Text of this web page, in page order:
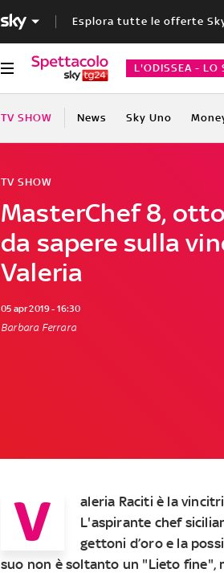
Esplora tutte le offerte
L'ODISSEA - LO
TV SHOW News Sky Uno
MasterChef 8,
da sapere sulla
Valeria
TV SHOW
05 apr 2019 - 16:30
Barbara Ferrara
V aleria Raciti è la
L'aspirante chef
gettoni d’oro e la
suo non è soltanto un "Lieto fine",